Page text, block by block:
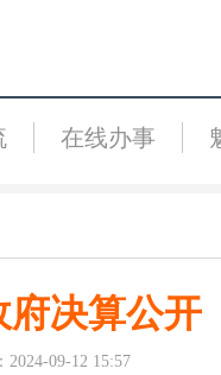
在线办事
府决算公开
09-12 15:57